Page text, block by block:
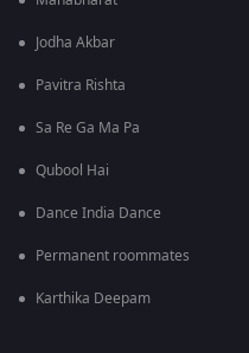
Jodha Akbar
Pavitra Rishta
Sa Re Ga Ma Pa
Qubool Hai
Dance India Dance
Permanent roommates
Karthika Deepam